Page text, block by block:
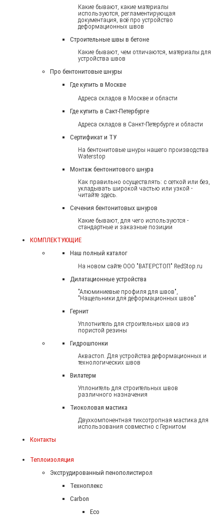
Какие бывают, какие материалы
используются, регламентирующая
документация, всё про устройство
деформационных швов
Строительные швы в бетоне
Какие бывают, чем отличаются, материалы для
устройства швов
Про бентонитовые шнуры
Где купить в Москве
Адреса складов в Москве и области
Где купить в Сакт-Петербурге
Адреса складов в Санкт-Петербурге и области
Сертификат и ТУ
На бентонитовые шнуры нашего производства
Waterstop
Монтаж бентонитового шнура
Как правильно осуществлять: с сеткой или без,
укладывать широкой частью или узкой -
читайте здесь.
Сечения бентонитовых шнуров
Какие бывают, для чего используются -
стандартные и заказные позиции
КОМПЛЕКТУЮЩИЕ
Наш полный каталог
На новом сайте ООО "ВАТЕРСТОП" RedStop.ru
Дилатационные устройства
"Алюминиевые профиля для швов",
"Нащельники для деформационных швов"
Гернит
Уплотнитель для строительных швов из
пористой резины
Гидрошпонки
Аквастоп. Для устройства деформационных и
технологических швов
Вилатерм
Уплонитель для строительных швов
различного назначения
Тиоколовая мастика
Двухкомпонентная тиксотропная мастика для
использования совместно с Гернитом
Контакты
Теплоизоляция
Экструдированный пенополистирол
Техноплекс
Carbon
Eco